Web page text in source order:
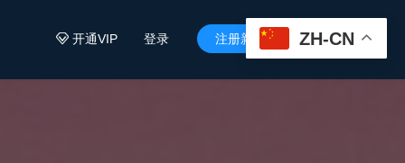
开通VIP 登录 注册新用户 
ZH-CN